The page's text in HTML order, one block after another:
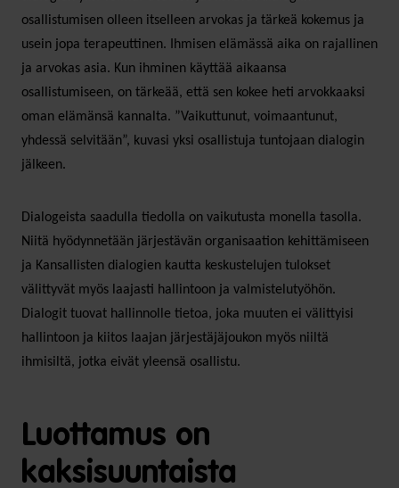
osallistumisen olleen itselleen arvokas ja tärkeä kokemus ja
usein jopa terapeuttinen. Ihmisen elämässä aika on rajallinen
ja arvokas asia. Kun ihminen käyttää aikaansa
osallistumiseen, on tärkeää, että sen kokee heti arvokkaaksi
oman elämänsä kannalta. ”Vaikuttunut, voimaantunut,
yhdessä selvitään”, kuvasi yksi osallistuja tuntojaan dialogin
jälkeen.
Dialogeista saadulla tiedolla on vaikutusta monella tasolla.
Niitä hyödynnetään järjestävän organisaation kehittämiseen
ja Kansallisten dialogien kautta keskustelujen tulokset
välittyvät myös laajasti hallintoon ja valmistelutyöhön.
Dialogit tuovat hallinnolle tietoa, joka muuten ei välittyisi
hallintoon ja kiitos laajan järjestäjäjoukon myös niiltä
ihmisiltä, jotka eivät yleensä osallistu.
Luottamus on
kaksisuuntaista